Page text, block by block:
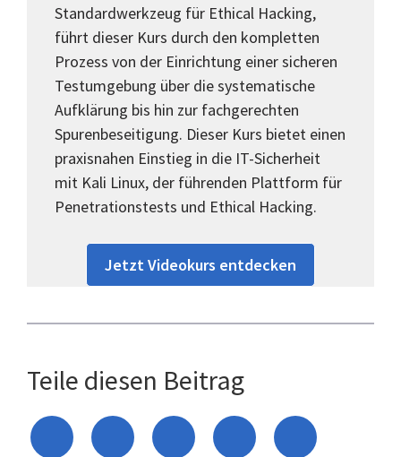
Standardwerkzeug für Ethical Hacking,
führt dieser Kurs durch den kompletten
Prozess von der Einrichtung einer sicheren
Testumgebung über die systematische
Aufklärung bis hin zur fachgerechten
Spurenbeseitigung. Dieser Kurs bietet einen
praxisnahen Einstieg in die IT-Sicherheit
mit Kali Linux, der führenden Plattform für
Penetrationstests und Ethical Hacking.
Jetzt Videokurs entdecken
Teile diesen Beitrag